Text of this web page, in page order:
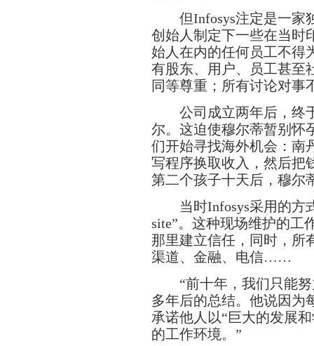
但Infosys注定是一家独
创始人制定下一些在当时
始人在内的任何员工不得
有股东、用户、员工甚至
同等尊重；所有讨论对
公司成立两年后，终于
尔。这迫使穆尔蒂暂别怀
们开始寻找海外机会：南
写程序换取收入，然后把
第二个孩子十天后，穆尔
当时Infosys采用的方式
site”。这种现场维护的工
那里建立信任，同时，所
渠道、金融、电信……
“前十年，我们只能努
多年后的总结。他说因为
承诺他人以“巨大的发展
的工作环境。”